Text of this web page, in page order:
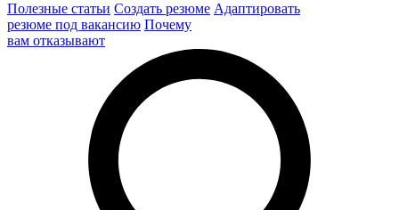
Полезные статьи Создать резюме Адаптировать
резюме под вакансию Почему
вам отказывают